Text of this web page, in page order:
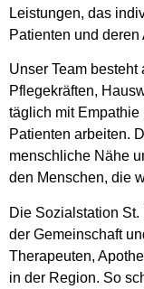
Leistungen, das
Patienten und
Unser Team
Pflegekräften,
täglich mit
Patienten arbeiten.
menschliche Nähe
den Menschen, die
Die Sozialstation St.
der Gemeinschaft
Therapeuten,
in der Region. So